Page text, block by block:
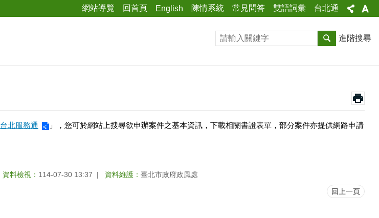
網站導覽 回首頁 English 陳情系統 常見問答 雙語詞彙 台北通
進階搜尋
台北服務通
」，您可於網站上搜尋欲申辦案件之基本資訊，下載相關書證表單，部分案件亦提供網路申請
資料檢視： 114-07-30 13:37 資料維護： 臺北市政府政風處
回上一頁